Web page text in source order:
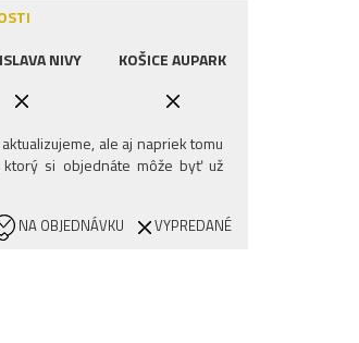
NIVY KOŠICE AUPARK
ale aj napriek tomu
si objednáte môže byť už
NA OBJEDNÁVKU VYPREDANÉ